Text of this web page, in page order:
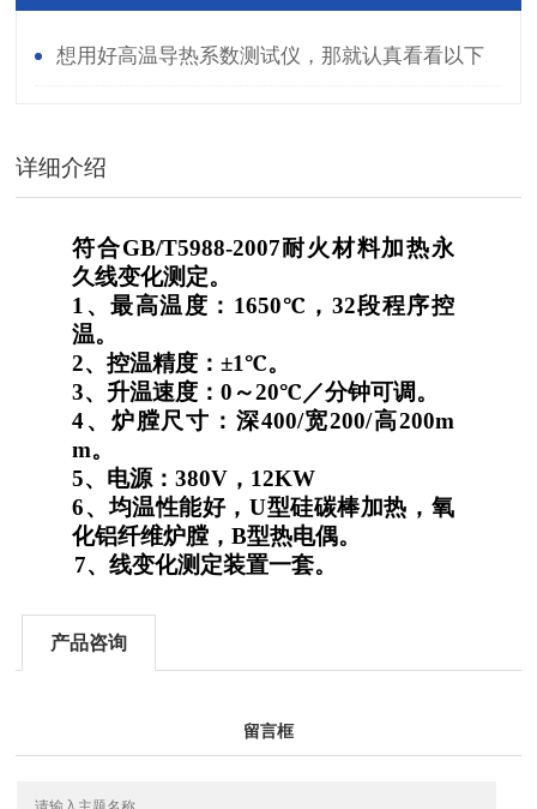
想用好高温导热系数测试仪，那就认真看看以下
详细介绍
符合GB/T5988-2007耐火材料加热永
久线变化测定。
1 、最高温度： 1650℃ ， 32段程序控
温。
2、控温精度：±1℃。
3、升温速度：0 ～20℃ ／分钟可调。
4、炉膛尺寸：深400/宽200/高200m
m。
5、电源：380V ， 12KW
6、均温性能好， U型硅碳棒加热，氧
化铝纤维炉膛，B型热电偶。
7、线变化测定装置一套。
产品咨询
留言框